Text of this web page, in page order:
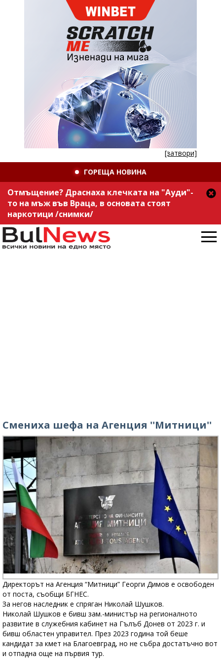
[затвори]
ГОРЕЩА НОВИНА
Отмъщение? Драснаха клечката на "Ауди"-
то на мъж във Враца, в основата стоят
наркотици /снимки/
Смениха шефа на Агенция ''Митници''
Директорът на Агенция “Митници” Георги Димов е освободен
от поста, съобщи БГНЕС.
За негов наследник е спряган Николай Шушков.
Николай Шушков е бивш зам.-министър на регионалното
развитие в служебния кабинет на Гълъб Донев от 2023 г. и
бивш областен управител. През 2023 година той беше
кандидат за кмет на Благоевград, но не събра достатъчно вот
и отпадна още на първия тур.